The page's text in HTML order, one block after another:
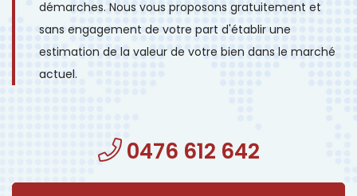
démarches. Nous vous proposons gratuitement et
sans engagement de votre part d'établir une
estimation de la valeur de votre bien dans le marché
actuel.
0476 612 642